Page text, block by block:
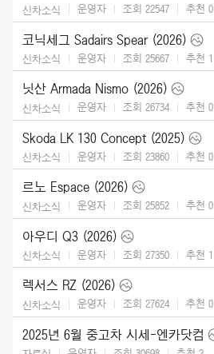
신차소식 운영자 조회 22547 추천 0
코닉세그 Sadairs Spear (2026)
신차소식 운영자 조회 25667 추천 1
닛산 Armada Nismo (2026)
신차소식 운영자 조회 26734 추천 0
Skoda LK 130 Concept (2025)
신차소식 운영자 조회 23860 추천 0
르노 Espace (2026)
신차소식 운영자 조회 25852 추천 0
아우디 Q3 (2026)
신차소식 운영자 조회 27350 추천 1
렉서스 RZ (2026)
신차소식 운영자 조회 27624 추천 0
2025년 6월 중고차 시세-엔카닷컴